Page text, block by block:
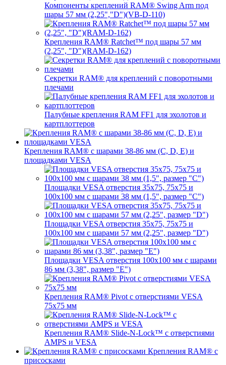
Компоненты креплений RAM® Swing Arm под
шары 57 мм (2,25","D")(VB-D-110)
Крепления RAM® Ratchet™ под шары 57 мм
(2,25", "D")(RAM-D-162)
Секретки RAM® для креплений с поворотными
плечами
Палубные крепления RAM FF1 для эхолотов и
картплоттеров
Крепления RAM® с шарами 38-86 мм (C, D, E) и
площадками VESA
Площадки VESA отверстия 35x75, 75x75 и
100x100 мм с шарами 38 мм (1,5", размер "C")
Площадки VESA отверстия 35х75, 75x75 и
100x100 мм с шарами 57 мм (2,25", размер "D")
Площадки VESA отверстия 100x100 мм с шарами
86 мм (3,38", размер "E")
Крепления RAM® Pivot с отверстиями VESA
75x75 мм
Крепления RAM® Slide-N-Lock™ с отверстиями
AMPS и VESA
Крепления RAM® с
присосками